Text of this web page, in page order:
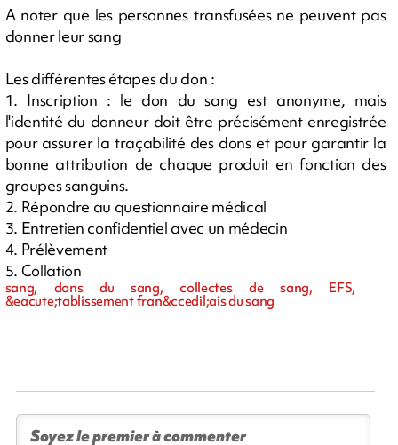
A noter que les personnes transfusées ne peuvent pas
donner leur sang
Les différentes étapes du don :
1. Inscription : le don du sang est anonyme, mais
l'identité du donneur doit être précisément enregistrée
pour assurer la traçabilité des dons et pour garantir la
bonne attribution de chaque produit en fonction des
groupes sanguins.
2. Répondre au questionnaire médical
3. Entretien confidentiel avec un médecin
4. Prélèvement
5. Collation
sang, dons du sang, collectes de sang, EFS,
&eacute;tablissement fran&ccedil;ais du sang